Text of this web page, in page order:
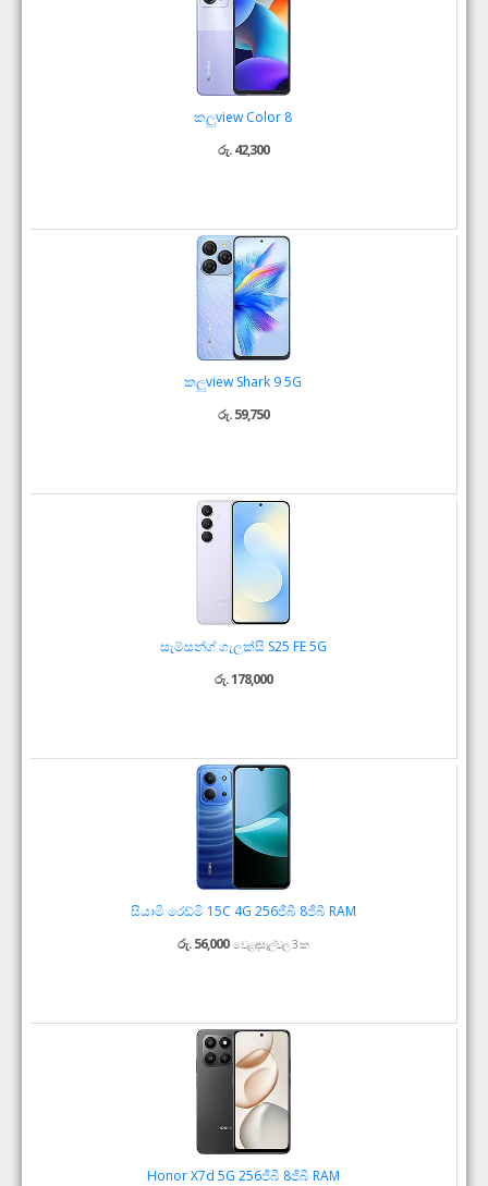
කලුview Color 8
රු. 42,300
කලුview Shark 9 5G
රු. 59,750
සැම්සන්ග් ගැලක්සි S25 FE 5G
රු. 178,000
සියාමි රෙඩ්මි 15C 4G 256ජීබී 8ජීබී RAM
රු. 56,000 වෙළඳසැල්වල 3 ක
Honor X7d 5G 256ජීබී 8ජීබී RAM